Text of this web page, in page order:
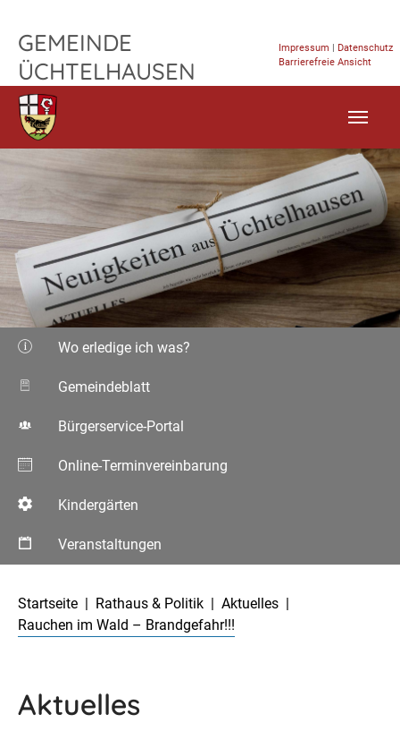
GEMEINDE
ÜCHTELHAUSEN
Impressum | Datenschutz
Barrierefreie Ansicht
Wo erledige ich was?
Gemeindeblatt
Bürgerservice-Portal
Online-Terminvereinbarung
Kindergärten
Veranstaltungen
Startseite
Rathaus & Politik
Aktuelles
Rauchen im Wald – Brandgefahr!!!
Aktuelles